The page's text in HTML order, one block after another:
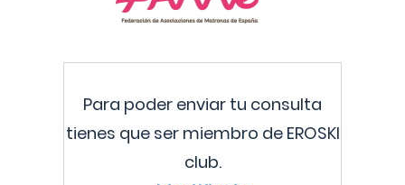
Para poder enviar tu consulta
tienes que ser miembro de EROSKI
club.